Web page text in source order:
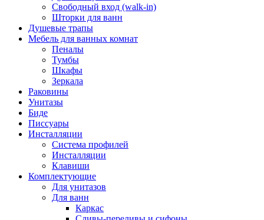
Свободный вход (walk-in)
Шторки для ванн
Душевые трапы
Мебель для ванных комнат
Пеналы
Тумбы
Шкафы
Зеркала
Раковины
Унитазы
Биде
Писсуары
Инсталляции
Система профилей
Инсталляции
Клавиши
Комплектующие
Для унитазов
Для ванн
Каркас